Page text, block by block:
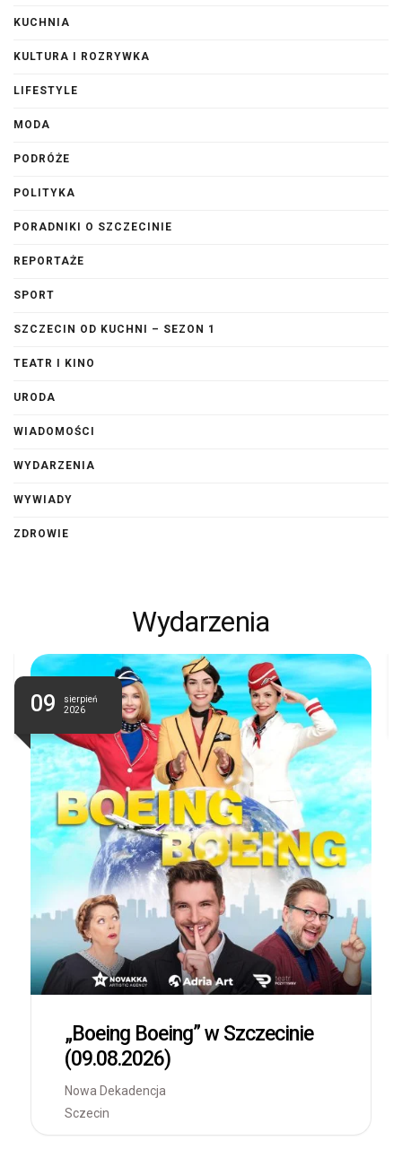
KUCHNIA
KULTURA I ROZRYWKA
LIFESTYLE
MODA
PODRÓŻE
POLITYKA
PORADNIKI O SZCZECINIE
REPORTAŻE
SPORT
SZCZECIN OD KUCHNI – SEZON 1
TEATR I KINO
URODA
WIADOMOŚCI
WYDARZENIA
WYWIADY
ZDROWIE
Wydarzenia
09
sierpień
2026
„Boeing Boeing” w Szczecinie
(09.08.2026)
Nowa Dekadencja
Sczecin